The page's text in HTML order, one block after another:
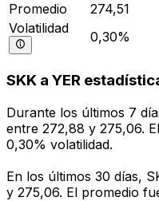
Promedio
274,51
Volatilidad
0,30%
SKK a YER
Durante los últimos 7
entre 272,88 y 275,06.
0,30% volatilidad.
En los últimos 30 días,
y 275,06. El promedio